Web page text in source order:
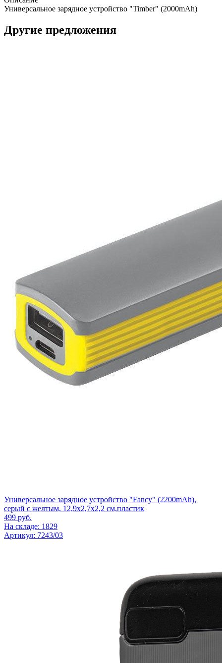
Универсальное зарядное устройство "Timber" (2000mAh)
Другие предложения
Универсальное зарядное устройство "Fancy" (2200mAh),
серый с желтым, 12,9х2,7х2,2 см,пластик
499 руб.
На складе: 1829
Артикул: 7243/03